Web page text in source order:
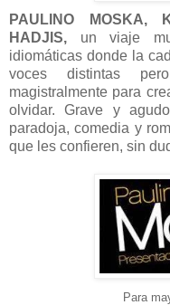
PAULINO MOSKA,
HADJIS, un viaje
idiomáticas donde la
voces distintas
magistralmente para
olvidar. Grave y
paradoja, comedia y
que les confieren, sin
Para